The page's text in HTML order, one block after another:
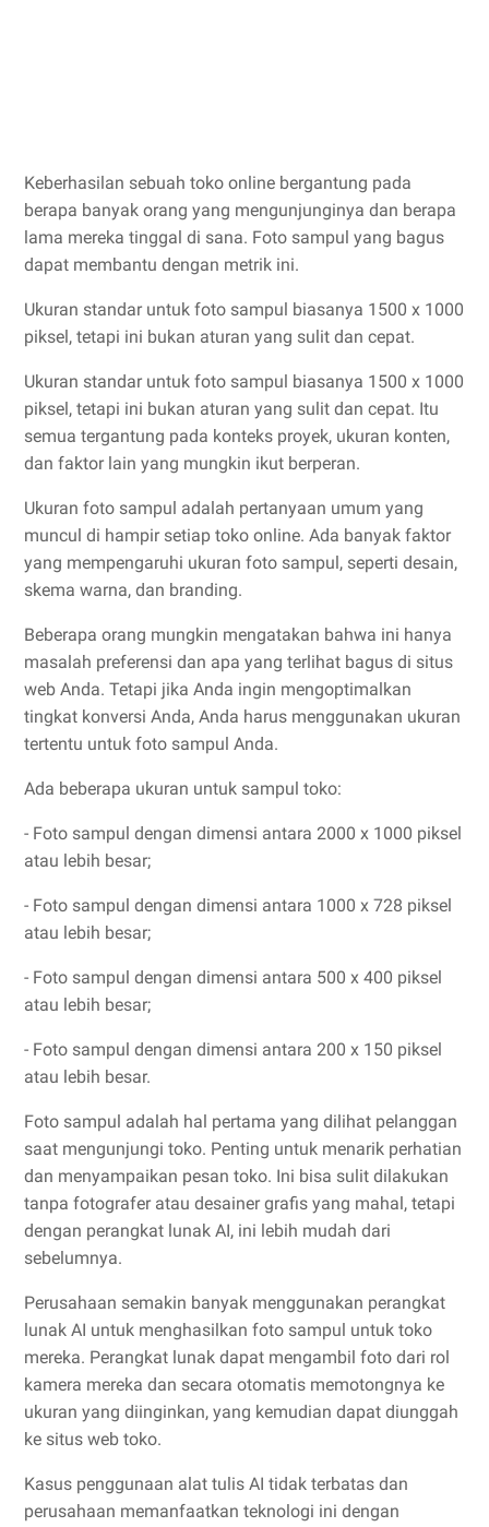
Keberhasilan sebuah toko online bergantung pada
berapa banyak orang yang mengunjunginya dan berapa
lama mereka tinggal di sana. Foto sampul yang bagus
dapat membantu dengan metrik ini.
Ukuran standar untuk foto sampul biasanya 1500 x 1000
piksel, tetapi ini bukan aturan yang sulit dan cepat.
Ukuran standar untuk foto sampul biasanya 1500 x 1000
piksel, tetapi ini bukan aturan yang sulit dan cepat. Itu
semua tergantung pada konteks proyek, ukuran konten,
dan faktor lain yang mungkin ikut berperan.
Ukuran foto sampul adalah pertanyaan umum yang
muncul di hampir setiap toko online. Ada banyak faktor
yang mempengaruhi ukuran foto sampul, seperti desain,
skema warna, dan branding.
Beberapa orang mungkin mengatakan bahwa ini hanya
masalah preferensi dan apa yang terlihat bagus di situs
web Anda. Tetapi jika Anda ingin mengoptimalkan
tingkat konversi Anda, Anda harus menggunakan ukuran
tertentu untuk foto sampul Anda.
Ada beberapa ukuran untuk sampul toko:
- Foto sampul dengan dimensi antara 2000 x 1000 piksel
atau lebih besar;
- Foto sampul dengan dimensi antara 1000 x 728 piksel
atau lebih besar;
- Foto sampul dengan dimensi antara 500 x 400 piksel
atau lebih besar;
- Foto sampul dengan dimensi antara 200 x 150 piksel
atau lebih besar.
Foto sampul adalah hal pertama yang dilihat pelanggan
saat mengunjungi toko. Penting untuk menarik perhatian
dan menyampaikan pesan toko. Ini bisa sulit dilakukan
tanpa fotografer atau desainer grafis yang mahal, tetapi
dengan perangkat lunak AI, ini lebih mudah dari
sebelumnya.
Perusahaan semakin banyak menggunakan perangkat
lunak AI untuk menghasilkan foto sampul untuk toko
mereka. Perangkat lunak dapat mengambil foto dari rol
kamera mereka dan secara otomatis memotongnya ke
ukuran yang diinginkan, yang kemudian dapat diunggah
ke situs web toko.
Kasus penggunaan alat tulis AI tidak terbatas dan
perusahaan memanfaatkan teknologi ini dengan